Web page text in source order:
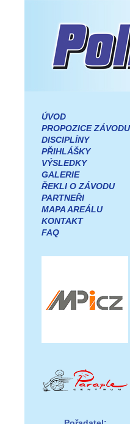
ÚVOD
PROPOZICE ZÁVODU
DISCIPLÍNY
PŘIHLÁŠKY
VÝSLEDKY
GALERIE
ŘEKLI O ZÁVODU
PARTNEŘI
MAPA AREÁLU
KONTAKT
FAQ